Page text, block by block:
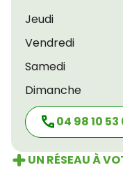
Jeudi
Vendredi
Samedi
Dimanche
04 98 10 53
UN RÉSEAU À